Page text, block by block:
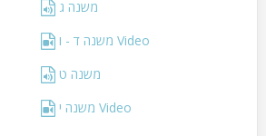
משנה ג
משנה ד - ו Video
משנה ט
משנה י Video